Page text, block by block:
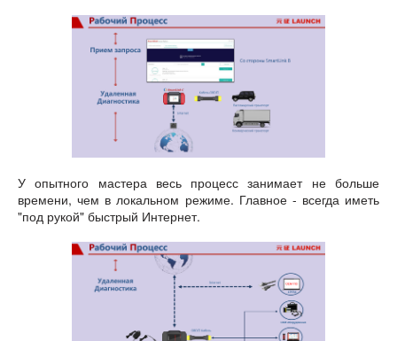
У опытного мастера весь процесс занимает не больше
времени, чем в локальном режиме. Главное - всегда иметь
"под рукой" быстрый Интернет.